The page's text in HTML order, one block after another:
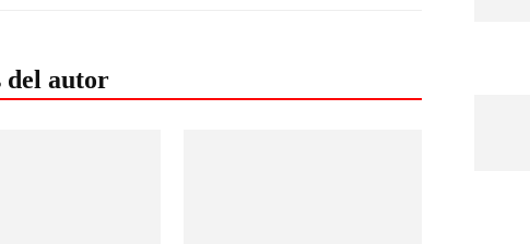
del autor